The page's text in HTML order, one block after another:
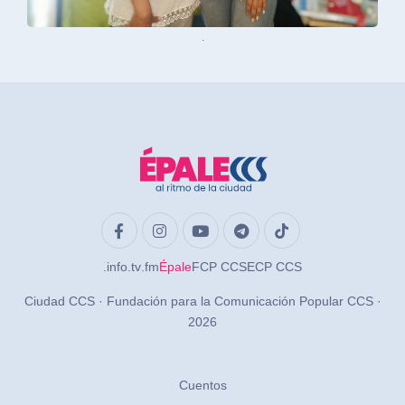
.
.info .tv .fmÉpaleFCP CCSECP CCS
Ciudad CCS · Fundación para la Comunicación Popular CCS ·
2026
Cuentos